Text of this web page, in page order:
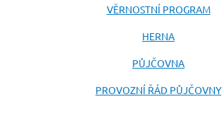
VĚRNOSTNÍ PROGRAM
HERNA
PŮJČOVNA
PROVOZNÍ ŘÁD PŮJČOVNY